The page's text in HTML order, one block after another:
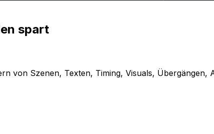
spart
von Szenen, Texten, Timing, Visuals, Übergängen,